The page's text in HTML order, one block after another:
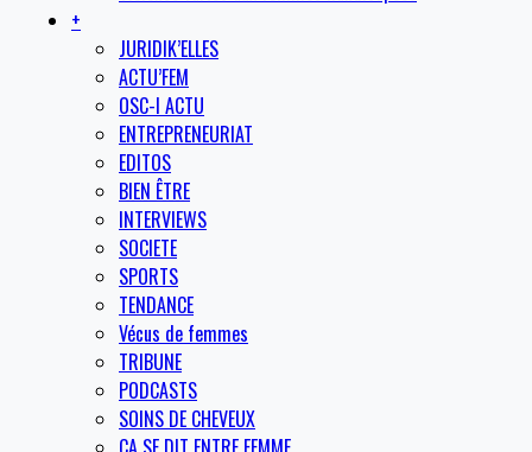
+
JURIDIK’ELLES
ACTU’FEM
OSC-I ACTU
ENTREPRENEURIAT
EDITOS
BIEN ÊTRE
INTERVIEWS
SOCIETE
SPORTS
TENDANCE
Vécus de femmes
TRIBUNE
PODCASTS
SOINS DE CHEVEUX